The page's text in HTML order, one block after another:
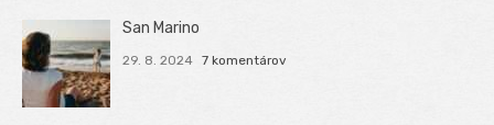
San Marino
29. 8. 2024 7 komentárov